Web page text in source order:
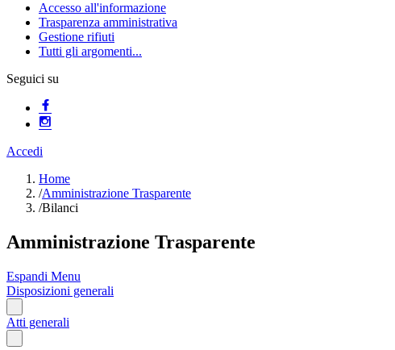
Accesso all'informazione
Trasparenza amministrativa
Gestione rifiuti
Tutti gli argomenti...
Seguici su
Accedi
Home
/Amministrazione Trasparente
/Bilanci
Amministrazione Trasparente
Espandi Menu
Disposizioni generali
Atti generali